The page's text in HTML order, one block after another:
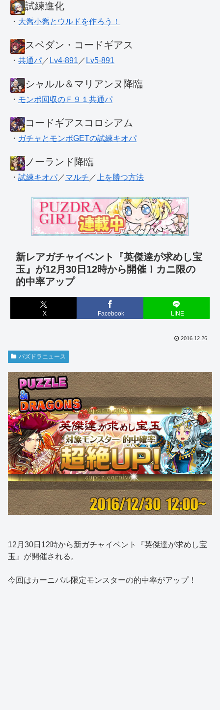
試練進化
・ 大喬小喬とウルドを作ろう！
スペダン・コードギアス
・ 共通パ ／ Lv4-891 ／ Lv5-891
シャルル＆マリアンヌ降臨
・ モンポ回収のＦ９１共通パ
コードギアスコロシアム
・ ガチャとモンポGETの試練キオパ
ノーランド降臨
・ 試練キオパ ／マルチ ／ 上を勝つ方法
新レアガチャイベント『英傑達が求めし宝
玉』が12月30日12時から開催！カニ限の
的中率アップ
X Facebook LINE
2016.12.26
パズドラニュース
12月30日12時から新ガチャイベント『英傑達が求めし宝
玉』が開催される。
今回はカーニバル限定モンスターの的中率がアップ！